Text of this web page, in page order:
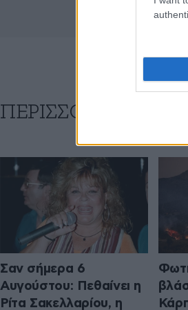
ΠΕΡΙΣΣΟΤΕΡΑ ΑΠΟ
Σαν σήμερα 6
Αυγούστου: Πεθαίνει η
Ρίτα Σακελλαρίου, η